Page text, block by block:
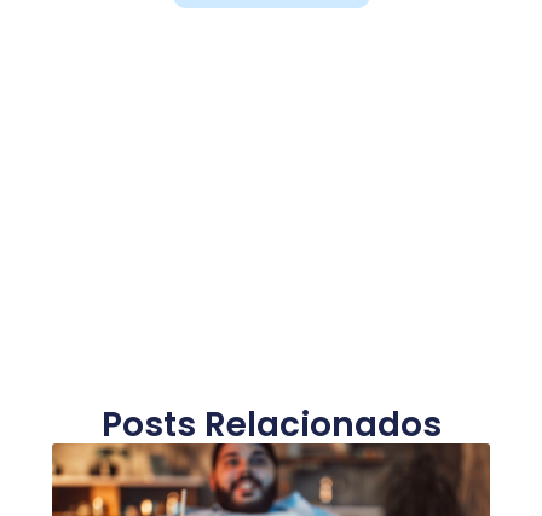
Posts Relacionados